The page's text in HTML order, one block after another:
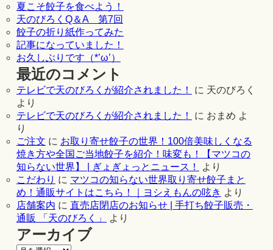
夏こそ餃子を食べよう！
天のびろくQ＆A 第7回
餃子の折り紙作ってみた
記事になっていました！
お久しぶりです（*’ω’）
最近のコメント
テレビで天のびろくが紹介されました！ に 天のびろく
より
テレビで天のびろくが紹介されました！
に おまめ よ
り
ご注文 に お取り寄せ餃子の世界！100倍美味しくなる
焼き方や全国ご当地餃子を紹介！味変も！【マツコの
知らない世界】 | ぎょぎょっとニュース！
より
こだわり に マツコの知らない世界取り寄せ餃子まと
め！通販サイトはこちら！｜ヨシえもんの呟き より
店舗案内 に 直売店閉店のお知らせ | 手打ち餃子販売・
通販 「天のびろく」
より
アーカイブ